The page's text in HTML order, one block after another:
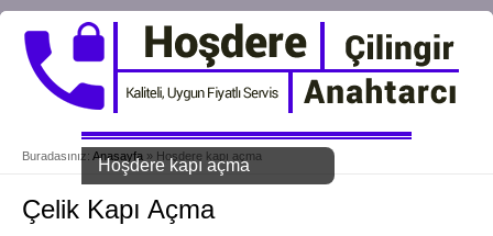
Hoşdere kapı açma
Buradasınız: Anasayfa » Hoşdere kapı açma
Çelik Kapı Açma